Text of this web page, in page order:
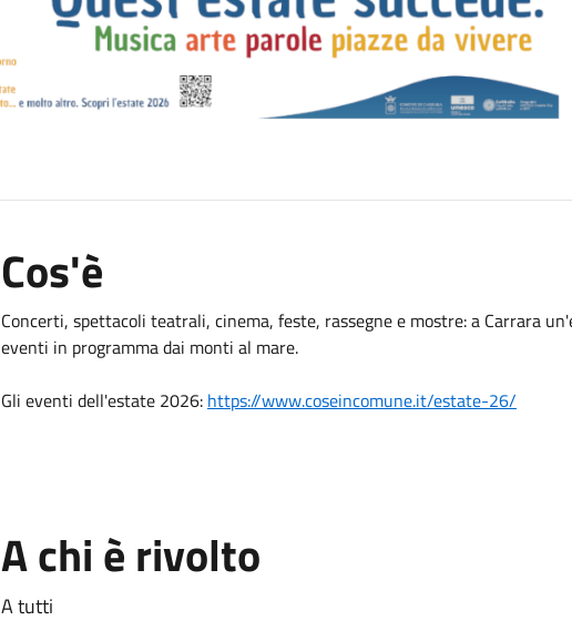
Cos'è
Concerti, spettacoli teatrali, cinema, feste, rassegne e mostre: a Carrara
eventi in programma dai monti al mare.
Gli eventi dell'estate 2026: https://www.coseincomune.it/estate-26/
A chi è rivolto
A tutti